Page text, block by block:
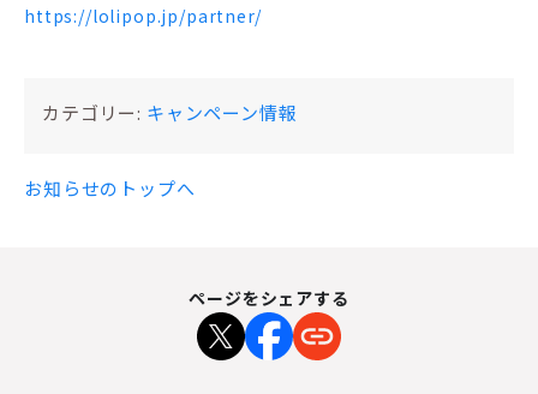
https://lolipop.jp/partner/
カテゴリー: キャンペーン情報
お知らせのトップへ
ページをシェアする